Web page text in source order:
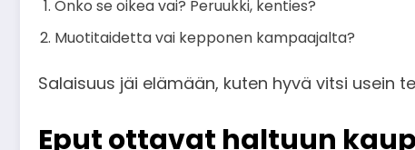
Onko se oikea vai? Peruukki, kenties?
Muotitaidetta vai kepponen kampaajalta?
Salaisuus jäi elämään, kuten hyvä vitsi usein
Eput ottavat haltuun